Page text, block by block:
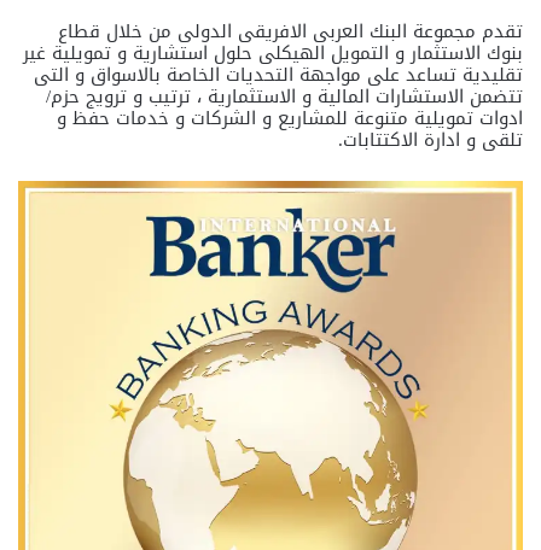
تقدم مجموعة البنك العربى الافريقى الدولى من خلال قطاع
بنوك الاستثمار و التمويل الهيكلى حلول استشارية و تمويلية غير
تقليدية تساعد على مواجهة التحديات الخاصة بالاسواق و التى
تتضمن الاستشارات المالية و الاستثمارية ، ترتيب و ترويج حزم/
ادوات تمويلية متنوعة للمشاريع و الشركات و خدمات حفظ و
تلقى و ادارة الاكتتابات.